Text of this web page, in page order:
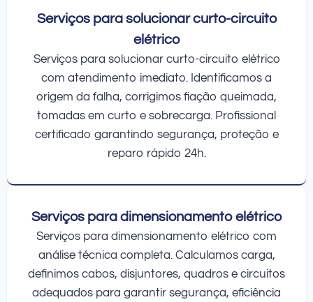
Serviços para solucionar curto-circuito
elétrico
Serviços para solucionar curto-circuito elétrico
com atendimento imediato. Identificamos a
origem da falha, corrigimos fiação queimada,
tomadas em curto e sobrecarga. Profissional
certificado garantindo segurança, proteção e
reparo rápido 24h.
Serviços para dimensionamento elétrico
Serviços para dimensionamento elétrico com
análise técnica completa. Calculamos carga,
definimos cabos, disjuntores, quadros e circuitos
adequados para garantir segurança, eficiência